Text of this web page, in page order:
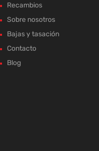
Recambios
Sobre nosotros
Bajas y tasación
Contacto
Blog